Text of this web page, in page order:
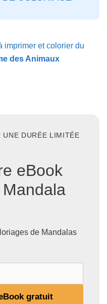
imprimer et colorier du
des Animaux
DURÉE LIMITÉE
eBook
de Mandalas
gratuit